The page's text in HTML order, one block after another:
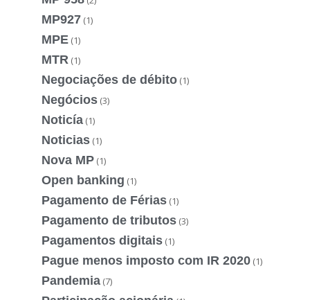
MP927 (1)
MPE (1)
MTR (1)
Negociações de débito (1)
Negócios (3)
Noticía (1)
Noticias (1)
Nova MP (1)
Open banking (1)
Pagamento de Férias (1)
Pagamento de tributos (3)
Pagamentos digitais (1)
Pague menos imposto com IR 2020 (1)
Pandemia (7)